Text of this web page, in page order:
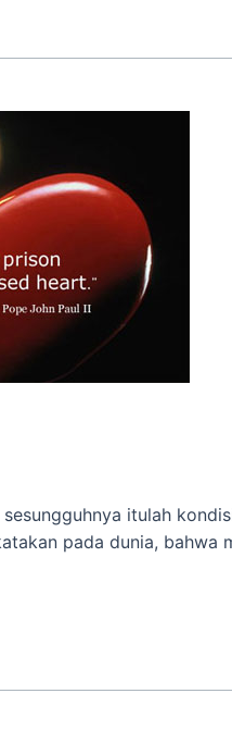
itulah
pada dunia, bahwa